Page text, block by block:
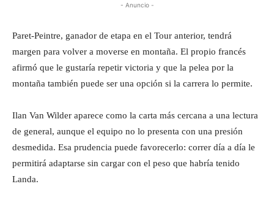
- Anuncio -
Paret-Peintre, ganador de etapa en el Tour anterior, tendrá
margen para volver a moverse en montaña. El propio francés
afirmó que le gustaría repetir victoria y que la pelea por la
montaña también puede ser una opción si la carrera lo permite.
Ilan Van Wilder aparece como la carta más cercana a una lectura
de general, aunque el equipo no lo presenta con una presión
desmedida. Esa prudencia puede favorecerlo: correr día a día le
permitirá adaptarse sin cargar con el peso que habría tenido
Landa.